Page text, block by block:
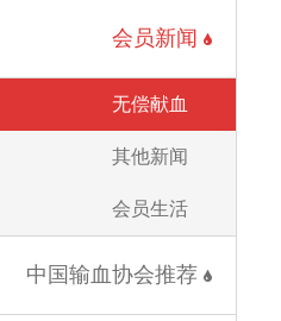
会员新闻
无偿献血
其他新闻
会员生活
中国输血协会推荐